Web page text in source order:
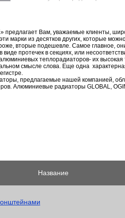
Вам, уважаемые клиенты,
марки из десятков других, которые
вторые подешевле. Самое главное,
протечек в секциях, или
теплорадиаторов- их высокая
смысле слова. Еще одна
предлагаемые нашей компанией,
Алюминиевые радиаторы GLOBAL,
Название